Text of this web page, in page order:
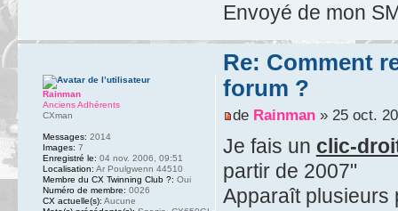
Envoyé de mon
Re: Comment
forum ?
de Rainman» 25 oct.
Je fais un clic-
partir de 2007"
Apparaît plusieurs
Rainman
Anciens Adhérents
CXman
Messages: 2014
Images: 7
Enregistré le: 04 nov. 2006, 09:51
Localisation: Ar Poulgwenn 44510
Membre du CX Twinning Club ?: Oui
Numéro de membre: 0026
CX actuelle(s): Aucune